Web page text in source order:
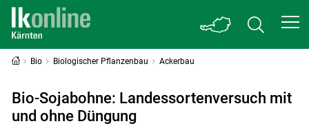
Bio Biologischer Pflanzenbau Ackerbau
Bio-Sojabohne: Landessortenversuch mit
und ohne Düngung